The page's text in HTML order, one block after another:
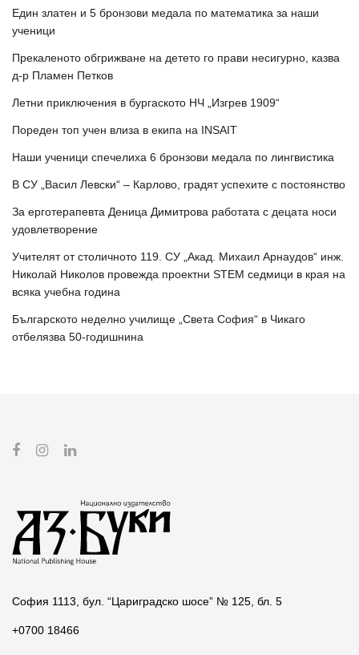
Един златен и 5 бронзови медала по математика за наши
ученици
Прекаленото обгрижване на детето го прави несигурно, казва
д-р Пламен Петков
Летни приключения в бургаското НЧ „Изгрев 1909“
Пореден топ учен влиза в екипа на INSAIT
Наши ученици спечелиха 6 бронзови медала по лингвистика
В СУ „Васил Левски“ – Карлово, градят успехите с постоянство
За ерготерапевта Деница Димитрова работата с децата носи
удовлетворение
Учителят от столичното 119. СУ „Акад. Михаил Арнаудов“ инж.
Николай Николов провежда проектни STEM седмици в края на
всяка учебна година
Българското неделно училище „Света София“ в Чикаго
отбелязва 50-годишнина
София 1113, бул. “Цариградско шосе” № 125, бл. 5
+0700 18466